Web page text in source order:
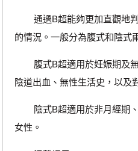
通過B超能夠更加直觀地判
的情況。一般分為腹式和陰式
腹式B超適用於妊娠期及無
陰道出血、無性生活史，以及
陰式B超適用於非月經期、
女性。